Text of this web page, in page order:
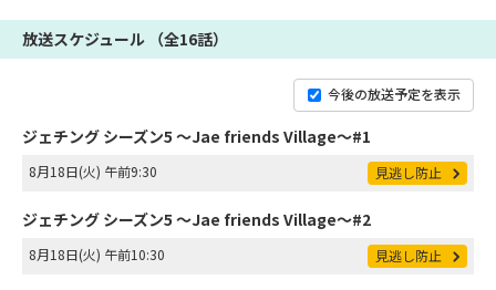
放送スケジュール （全16話）
今後の放送予定を表示
ジェチング シーズン5 ～Jae friends Village～#1
8月18日(火) 午前9:30 見逃し防止
ジェチング シーズン5 ～Jae friends Village～#2
8月18日(火) 午前10:30 見逃し防止